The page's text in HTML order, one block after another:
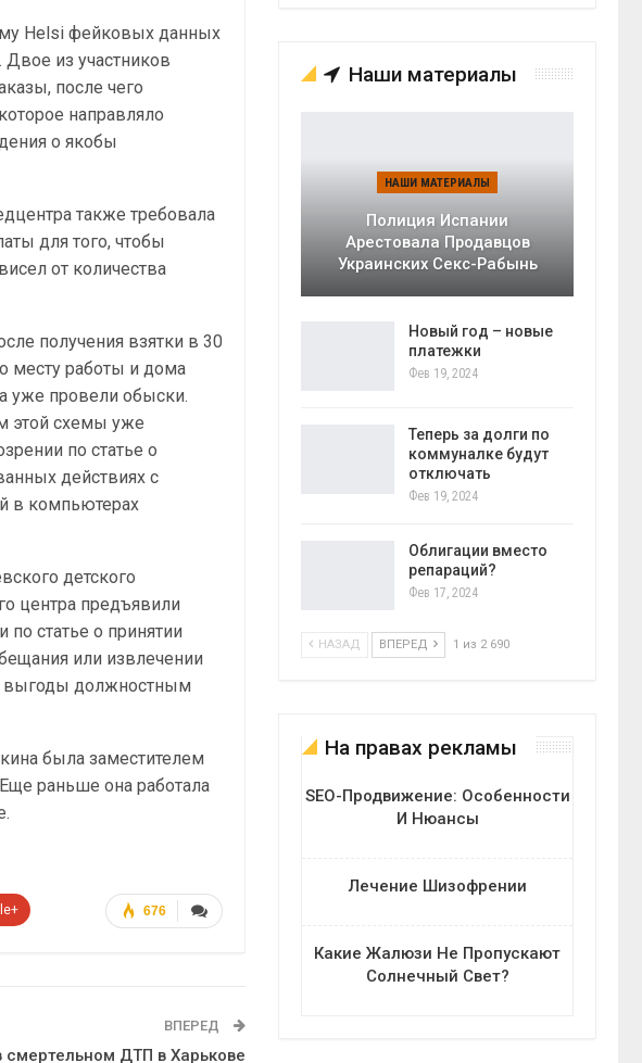
Helsi фейковых данных
из участников
после чего
направляло
о якобы
также требовала
для того, чтобы
от количества
получения взятки в 30
месту работы и дома
уже провели обыски.
этой схемы уже
по статье о
действиях с
в компьютерах
детского
центра предъявили
статье о принятии
или извлечении
выгоды должностным
была заместителем
раньше она работала
676
ВПЕРЕД
ДТП в Харькове
Наши материалы
НАШИ МАТЕРИАЛЫ
Полиция Испании
Арестовала Продавцов
Украинских Секс-Рабынь
Новый год – новые
платежки
Фев 19, 2024
Теперь за долги по
коммуналке будут
отключать
Фев 19, 2024
Облигации вместо
репараций?
Фев 17, 2024
НАЗАД ВПЕРЕД 1 из 2 690
На правах рекламы
SEO-Продвижение: Особенности
И Нюансы
Лечение Шизофрении
Какие Жалюзи Не Пропускают
Солнечный Свет?